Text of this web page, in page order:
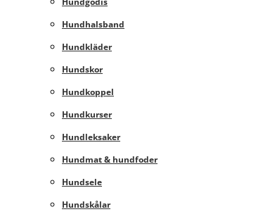
Hundhalsband
Hundkläder
Hundskor
Hundkoppel
Hundkurser
Hundleksaker
Hundmat & hundfoder
Hundsele
Hundskålar